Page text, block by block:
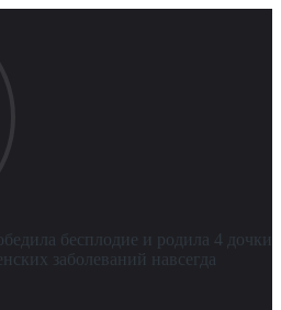
бесплодие и родила 4 дочки
заболеваний навсегда